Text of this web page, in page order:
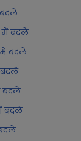
बदलें
में बदलें
में बदलें
बदलें
बदलें
बदलें
बदलें